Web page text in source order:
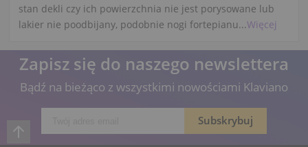
stan dekli czy ich powierzchnia nie jest porysowane lub
lakier nie poodbijany, podobnie nogi fortepianu...Więcej
Zapisz się do naszego newslettera
Bądź na bieżąco z wszystkimi nowościami Klaviano